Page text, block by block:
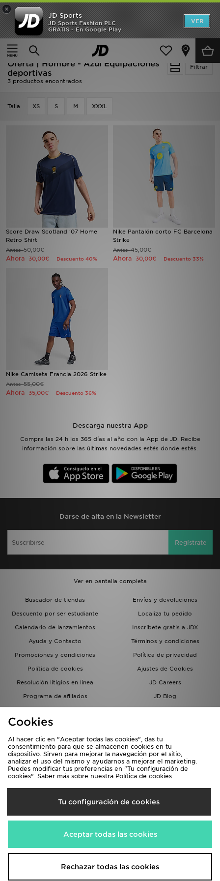
×
JD Sports
JD Sports Fashion PLC
GRATIS - En Google Play
VER
Página principal
Hombre
Ropa de hombre
Filtrar
Oferta | Hombre - Azul Equipaciones
deportivas
3 productos encontrados
Talla XS S M XXXL
Score Draw Scotland '07 Home
Retro Shirt
Antes50,00€
Ahora 30,00€ Descuento 40%
Nike Pantalón corto FC Barcelona
Strike
Antes45,00€
Ahora 30,00€ Descuento 33%
Nike Camiseta Francia 2026 Strike
Antes55,00€
Ahora 35,00€ Descuento 36%
Descarga nuestra App
Compra las 24 h los 365 días al año con la App de JD. Recibe
información sobre las últimas novedades estés donde estés.
Darse de alta en la Newsletter
Regístrate
Ver en pantalla completa
Buscador de tiendas
Envíos y devoluciones
Descuento por ser estudiante
Localiza tu pedido
Calendario de lanzamientos
Inscríbete gratis a JDX
Ayuda y Contacto
Términos y condiciones
Promociones y condiciones
Política de privacidad
Política de cookies
Ajustes de Cookies
Resolución litigios en línea
JD Careers
Programa de afiliados
JD Blog
del grupo JD - Whistleblowing
Selecciona País
España
Aceptamos las siguientes formas de pago
Visita nuestra página corporativa enwww.jdplc.com
Hombre
Mujer
Niños
Accesorios
Estilo
Deportes & Fitness
JD Fútbol
TARJETA REGALO
MI JD
Cookies
Al hacer clic en "Aceptar todas las cookies", das tu
consentimiento para que se almacenen cookies en tu
dispositivo. Sirven para mejorar la navegación por el sitio,
analizar el uso del mismo y ayudarnos a mejorar el marketing.
Puedes modificar tus preferencias en "Tu configuración de
cookies". Saber más sobre nuestra Política de cookies
Tu configuración de cookies
Aceptar todas las cookies
Rechazar todas las cookies